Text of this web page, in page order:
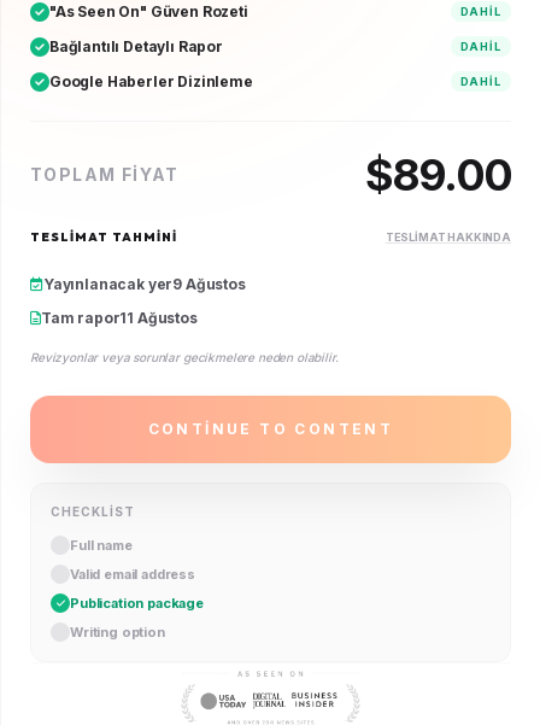
"As Seen On" Güven Rozeti DAHIL
Bağlantılı Detaylı Rapor DAHIL
Google Haberler Dizinleme DAHIL
TOPLAM FIYAT $89.00
TESLIMAT TAHMINI TESLIMAT HAKKINDA
Yayınlanacak yer9 Ağustos
Tam rapor11 Ağustos
Revizyonlar veya sorunlar gecikmelere neden olabilir.
CONTINUE TO CONTENT
CHECKLIST
Full name
Valid email address
Publication package
Writing option